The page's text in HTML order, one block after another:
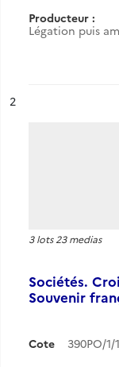
Producteur :
Légation puis
n°
2
3 lots 23 medias
Sociétés.
Souvenir
Cote 390PO/